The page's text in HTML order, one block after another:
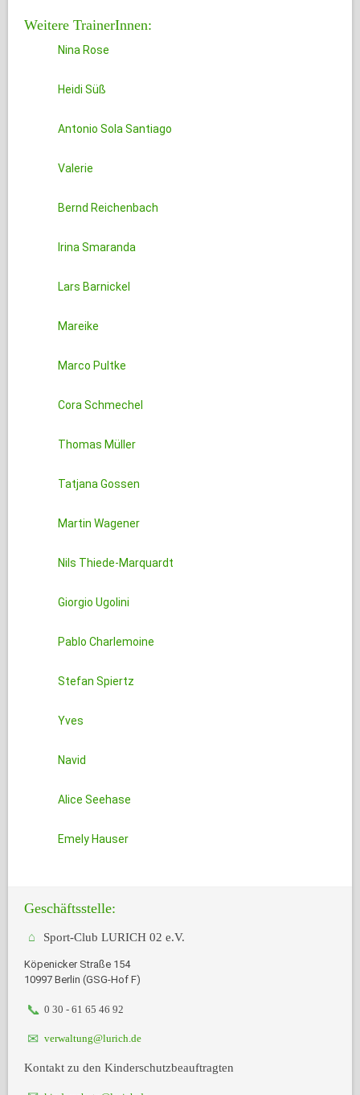
Weitere TrainerInnen:
Nina Rose
Heidi Süß
Antonio Sola Santiago
Valerie
Bernd Reichenbach
Irina Smaranda
Lars Barnickel
Mareike
Marco Pultke
Cora Schmechel
Thomas Müller
Tatjana Gossen
Martin Wagener
Nils Thiede-Marquardt
Giorgio Ugolini
Pablo Charlemoine
Stefan Spiertz
Yves
Navid
Alice Seehase
Emely Hauser
Geschäftsstelle:
Sport-Club LURICH 02 e.V.
Köpenicker Straße 154
10997 Berlin (GSG-Hof F)
0 30 - 61 65 46 92
verwaltung@lurich.de
Kontakt zu den Kinderschutzbeauftragten